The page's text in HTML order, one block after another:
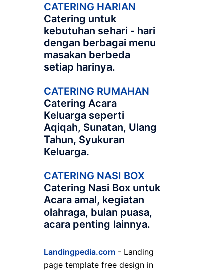
CATERING HARIAN
Catering untuk
kebutuhan sehari - hari
dengan berbagai menu
masakan berbeda
setiap harinya.
CATERING RUMAHAN
Catering Acara
Keluarga seperti
Aqiqah, Sunatan, Ulang
Tahun, Syukuran
Keluarga.
CATERING NASI BOX
Catering Nasi Box untuk
Acara amal, kegiatan
olahraga, bulan puasa,
acara penting lainnya.
Landingpedia.com - Landing
page template free design in